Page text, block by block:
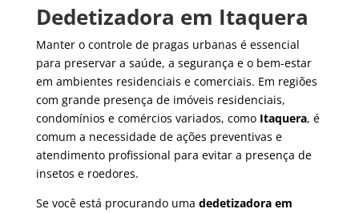
Dedetizadora em Itaquera
Manter o controle de pragas urbanas é essencial
para preservar a saúde, a segurança e o bem-estar
em ambientes residenciais e comerciais. Em regiões
com grande presença de imóveis residenciais,
condomínios e comércios variados, como Itaquera, é
comum a necessidade de ações preventivas e
atendimento profissional para evitar a presença de
insetos e roedores.
Se você está procurando uma dedetizadora em